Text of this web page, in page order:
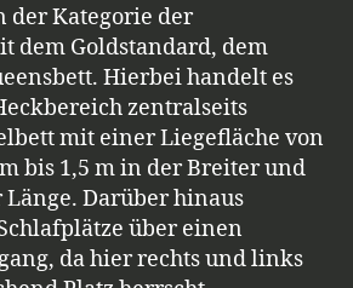
der Kategorie der
dem Goldstandard, dem
Hierbei handelt es
zentralseits
mit einer Liegefläche von
bis 1,5 m in der Breiter und
Länge. Darüber hinaus
über einen
da hier rechts und links